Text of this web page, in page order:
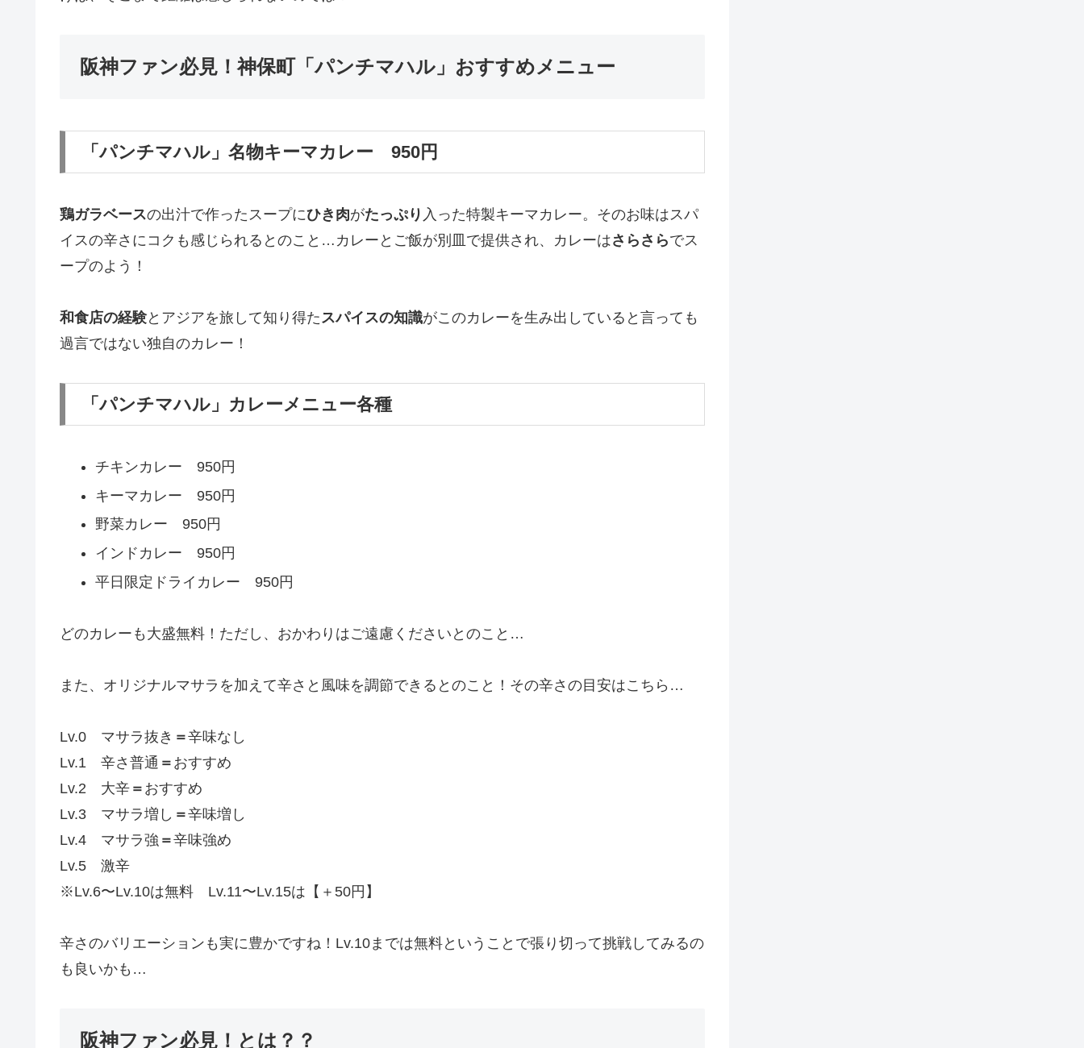
阪神ファン必見！神保町「パンチマハル」おすすめメニュー
「パンチマハル」名物キーマカレー 950円
鶏ガラベースの出汁で作ったスープにひき肉がたっぷり 入った特製キーマカレー。そのお味はスパ
イスの辛さにコクも感じられるとのこと…カレーとご飯が別皿で提供され、カレーはさらさらでス
ープのよう！
和食店の経験とアジアを旅して知り得たスパイスの知識がこのカレーを生み出していると言っても
過言ではない独自のカレー！
「パンチマハル」カレーメニュー各種
チキンカレー 950円
キーマカレー 950円
野菜カレー 950円
インドカレー 950円
平日限定ドライカレー 950円
どのカレーも大盛無料！ただし、おかわりはご遠慮くださいとのこと…
また、オリジナルマサラを加えて辛さと風味を調節できるとのこと！その辛さの目安はこちら…
Lv.0 マサラ抜き ＝辛味なし
Lv.1 辛さ普通 ＝ おすすめ
Lv.2 大辛 ＝ おすすめ
Lv.3 マサラ増し ＝辛味増し
Lv.4 マサラ強 ＝辛味強め
Lv.5 激辛
※Lv.6〜Lv.10は無料 Lv.11〜Lv.15は【＋50円】
辛さのバリエーションも実に豊かですね！Lv.10までは無料ということで張り切って挑戦してみるの
も良いかも…
阪神ファン必見！とは？？